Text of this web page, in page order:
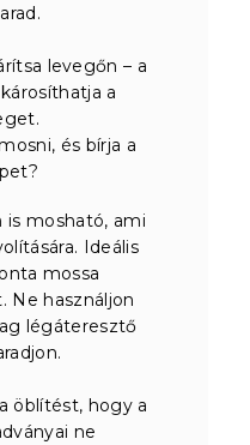
levegőn – a
a
és bírja a
is mosható, ami
Ideális
mossa
Ne használjon
légáteresztő
öblítést, hogy a
ne